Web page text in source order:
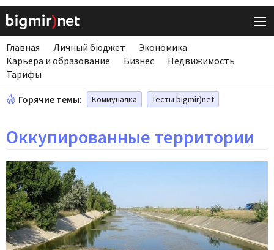
Главная Личный бюджет
Экономика
Карьера и образование
Бизнес
Недвижимость
Тарифы
Горячие темы: Коммуналка Тесты bigmir)net
Оккупированные территории